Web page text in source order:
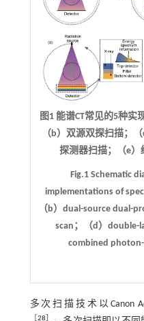
图1 能谱CT常见的5种实
（b）双源双探扫描；
探测器扫描；（e
Fig.1 Schematic
implementations of
（b）dual-source dual-
scan；（d）double-
combined
多次扫描技术以Canon
28